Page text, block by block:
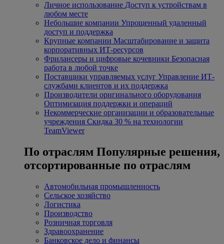
Личное использование Доступ к устройствам в
любом месте
Небольшие компании Упрощенный удаленный
доступ и поддержка
Крупные компании Масштабирование и защита
корпоративных ИТ-ресурсов
Фрилансеры и цифровые кочевники Безопасная
работа в любой точке
Поставщики управляемых услуг Управление ИТ-
службами клиентов и их поддержка
Производители оригинального оборудования
Оптимизация поддержки и операций
Некоммерческие организации и образовательные
учреждения Скидка 30 % на технологии
TeamViewer
По отраслям Популярные решения,
отсортированные по отраслям
Автомобильная промышленность
Сельское хозяйство
Логистика
Производство
Розничная торговля
Здравоохранение
Банковское дело и финансы